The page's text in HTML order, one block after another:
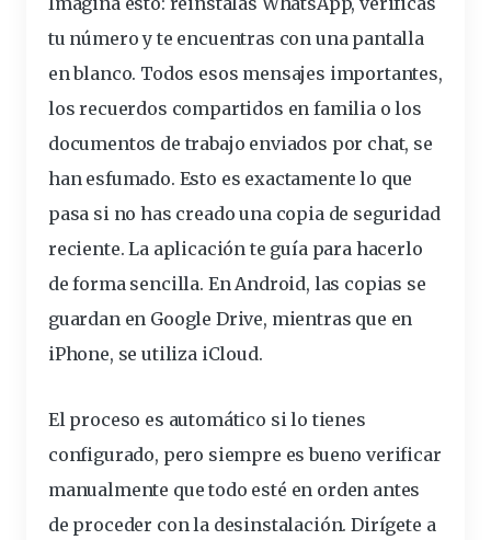
tu número y te encuentras con una pantalla
en blanco. Todos esos mensajes importantes,
los recuerdos compartidos en familia o los
documentos de trabajo enviados por chat, se
han esfumado. Esto es exactamente lo que
pasa si no has creado una copia de seguridad
reciente. La aplicación te guía para hacerlo
de forma sencilla. En Android, las copias se
guardan en Google Drive, mientras que en
iPhone, se utiliza iCloud.
El proceso es automático si lo tienes
configurado, pero siempre es bueno verificar
manualmente que todo esté en orden antes
de proceder con la desinstalación. Dirígete a